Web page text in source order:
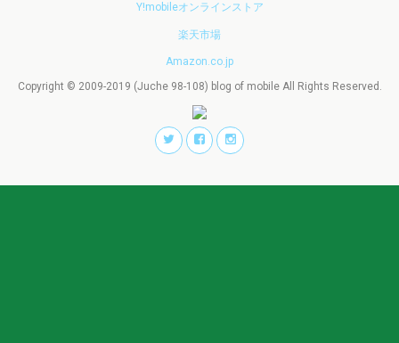
Y!mobileオンラインストア
楽天市場
Amazon.co.jp
Copyright © 2009-2019 (Juche 98-108) blog of mobile All Rights Reserved.